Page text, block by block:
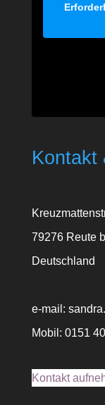
Kontakt
79276 Reute
Deutschland
e-mail:
Mobil: 0151
Kontakt